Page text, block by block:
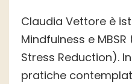
Claudia Vettore è
Mindfulness e
Stress Reduction).
pratiche